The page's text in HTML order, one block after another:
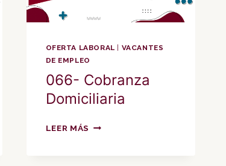
OFERTA LABORAL
VACANTES
DE EMPLEO
066- Cobranza
Domiciliaria
LEER MÁS 066-